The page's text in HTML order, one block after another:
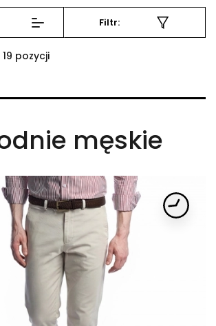
JEANSY

Filtr:
19 pozycji
męskie